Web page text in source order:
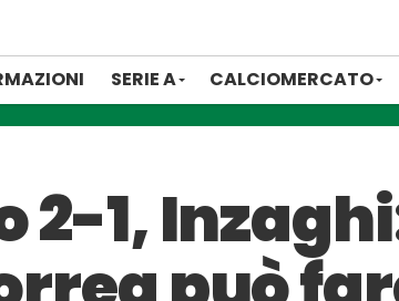
SERIE A CALCIOMERCATO
2-1,